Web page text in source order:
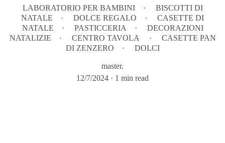
LABORATORIO PER BAMBINI
BISCOTTI DI
NATALE
DOLCE REGALO
CASETTE DI
NATALE
PASTICCERIA
DECORAZIONI
NATALIZIE
CENTRO TAVOLA
CASETTE PAN
DI ZENZERO
DOLCI
master.
12/7/2024
1 min read